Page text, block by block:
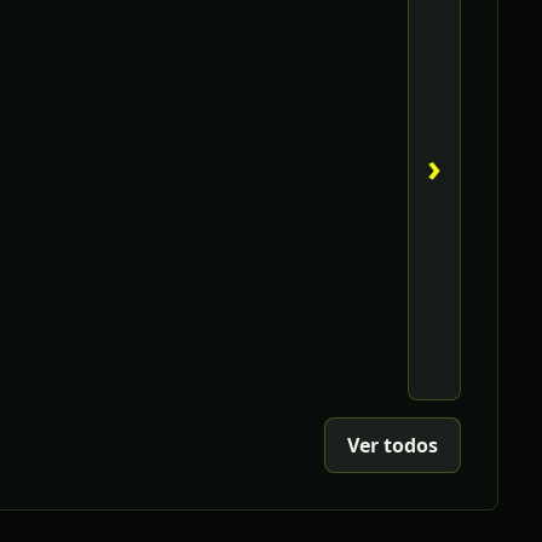
›
Ver todos